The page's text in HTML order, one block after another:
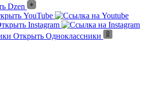
Dzen
YouTube
Instagram
Открыть Одноклассники